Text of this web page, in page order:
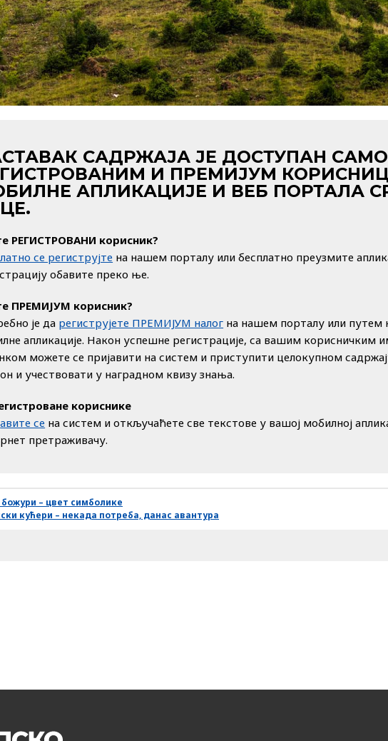
САДРЖАЈА ЈЕ ДОСТУПАН САМО
И ПРЕМИЈУМ
АПЛИКАЦИЈЕ И ВЕБ ПОРТАЛА
РЕГИСТРОВАНИ корисник?
се региструјте на нашем порталу или бесплатно преузмите
обавите преко ње.
ПРЕМИЈУМ корисник?
је да региструјете ПРЕМИЈУМ налог на нашем порталу или путем
апликације. Након успешне регистрације, са вашим корисничким
можете се пријавити на систем и приступити целокупном
и учествовати у наградном квизу знања.
кориснике
се на систем и откључаћете све текстове у вашој мобилној
претраживачу.
– цвет симболике
кућери – некада потреба, данас авантура